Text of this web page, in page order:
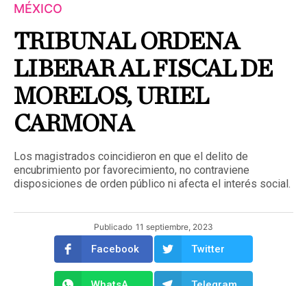
MÉXICO
TRIBUNAL ORDENA
LIBERAR AL FISCAL DE
MORELOS, URIEL
CARMONA
Los magistrados coincidieron en que el delito de
encubrimiento por favorecimiento, no contraviene
disposiciones de orden público ni afecta el interés social.
Publicado 11 septiembre, 2023
Facebook Twitter